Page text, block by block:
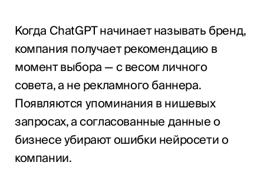
Когда ChatGPT начинает называть бренд,
компания получает рекомендацию в
момент выбора — с весом личного
совета, а не рекламного баннера.
Появляются упоминания в нишевых
запросах, а согласованные данные о
бизнесе убирают ошибки нейросети о
компании.